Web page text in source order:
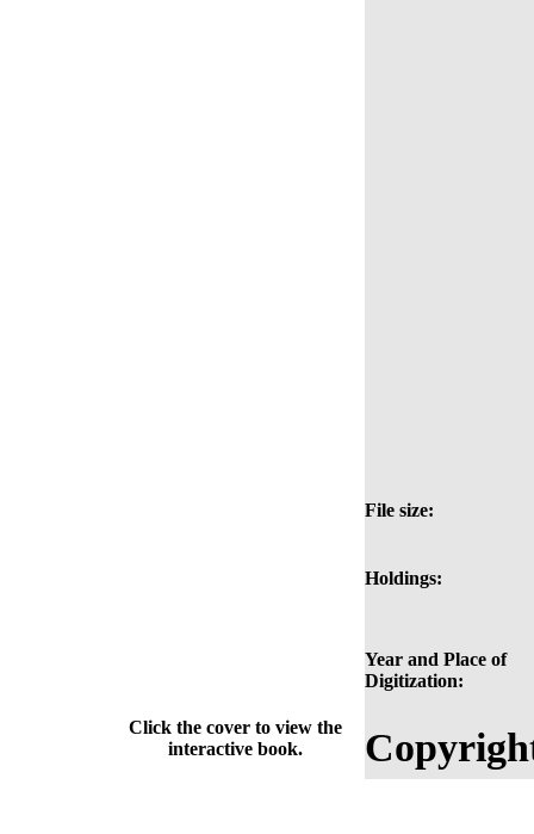
File size:
Holdings:
Year and Place of
Digitization:
Click the cover to view the
interactive book.